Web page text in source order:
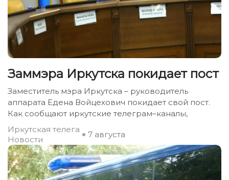
Заммэра Иркутска покидает пост
Заместитель мэра Иркутска – руководитель
аппарата Едена Войцехович покидает свой пост.
Как сообщают иркутские телеграм–каналы,
Иркутская телега
Новости
7 августа